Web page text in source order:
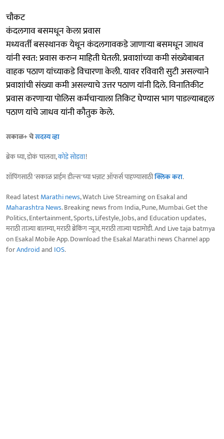
चौकट
कंदलगाव बसमधून केला प्रवास
मध्यवर्ती बसस्थानक येथून कंदलगावकडे जाणाऱ्या बसमधून जाधव
यांनी स्वत: प्रवास करुन माहिती घेतली. प्रवाशांच्या कमी संख्येबाबत
वाहक पठाण यांच्याकडे विचारणा केली. यावर रविवारी सुटी असल्याने
प्रवाशांची संख्या कमी असल्याचे उत्तर पठाण यांनी दिले. विनातिकीट
प्रवास करणाऱ्या पोलिस कर्मचाऱ्याला तिकिट घेण्यास भाग पाडल्याबद्दल
पठाण यांचे जाधव यांनी कौतुक केले.
सकाळ+ चेसदस्य व्हा
ब्रेक घ्या, डोकं चालवा,कोडे सोडवा!
शॉपिंगसाठी 'सकाळ प्राईम डील्स'च्या भन्नाट ऑफर्स पाहण्यासाठीक्लिक करा.
Read latestMarathi news, Watch Live Streaming on Esakal and
Maharashtra News. Breaking news from India, Pune, Mumbai. Get the
Politics, Entertainment, Sports, Lifestyle, Jobs, and Education updates,
मराठी ताज्या बातम्या, मराठी ब्रेकिंग न्यूज, मराठी ताज्या घडामोडी. And Live taja batmya
on Esakal Mobile App. Download the Esakal Marathi news Channel app
forAndroidand IOS.